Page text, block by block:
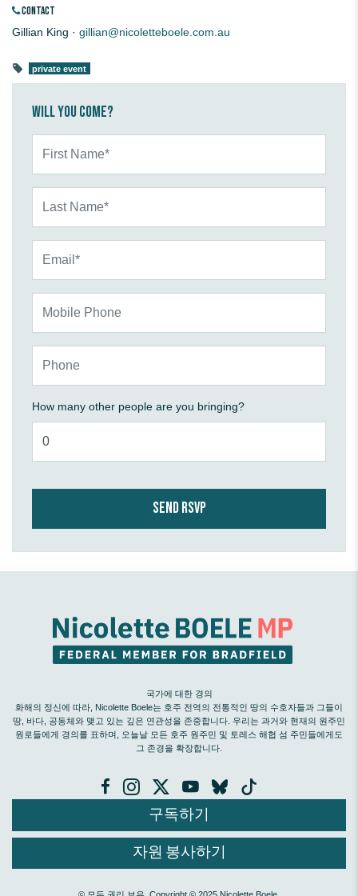
CONTACT
Gillian King · gillian@nicoletteboele.com.au
private event
Will you come?
How many other people are you bringing?
국가에 대한 경의
화해의 정신에 따라, Nicolette Boele는 호주 전역의 전통적인 땅의 수호자들과 그들이
땅, 바다, 공동체와 맺고 있는 깊은 연관성을 존중합니다. 우리는 과거와 현재의 원주민
원로들에게 경의를 표하며, 오늘날 모든 호주 원주민 및 토레스 해협 섬 주민들에게도
그 존경을 확장합니다.
구독하기
자원 봉사하기